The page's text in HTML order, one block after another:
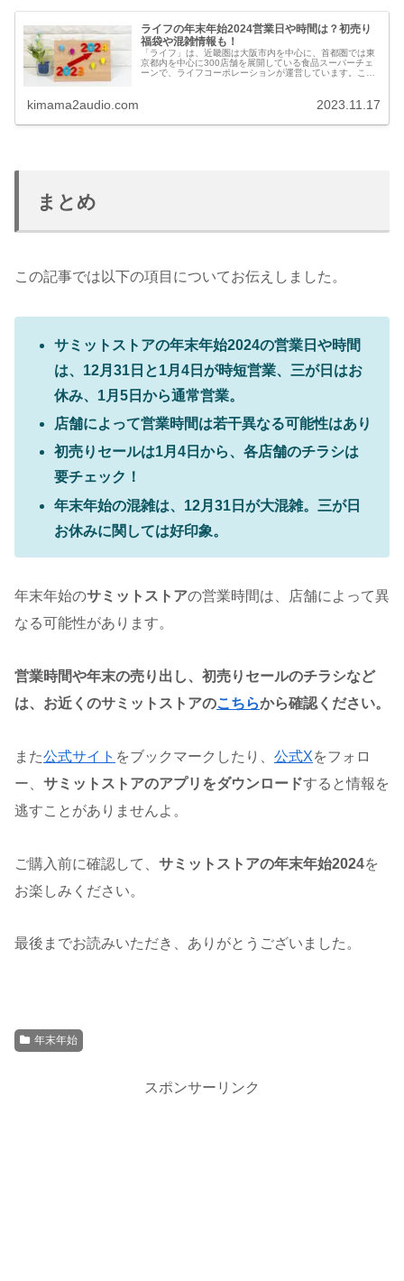
ライフの年末年始2024営業日や時間は？初売り
福袋や混雑情報も！
「ライフ」は、近畿圏は大阪市内を中心に、首都圏では東
京都内を中心に300店舗を展開している食品スーパーチェ
ーンで、ライフコーポレーションが運営しています。この
kimama2audio.com 2023.11.17
まとめ
この記事では以下の項目についてお伝えしました。
サミットストアの年末年始2024の営業日や時間
は、12月31日と1月4日が時短営業、三が日はお
休み、1月5日から通常営業。
店舗によって営業時間は若干異なる可能性はあり
初売りセールは1月4日から、各店舗のチラシは
要チェック！
年末年始の混雑は、12月31日が大混雑。三が日
お休みに関しては好印象。
年末年始のサミットストアの営業時間は、店舗によって異
なる可能性があります。
営業時間や年末の売り出し、初売りセールのチラシなど
は、お近くのサミットストアのこちらから確認ください。
また公式サイト をブックマークしたり、 公式Xをフォロ
ー、 サミットストアのアプリをダウンロードすると情報を
逃すことがありませんよ。
ご購入前に確認して、 サミットストアの年末年始2024を
お楽しみください。
最後までお読みいただき、ありがとうございました。
年末年始
スポンサーリンク